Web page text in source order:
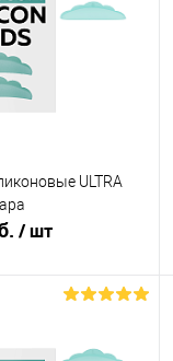
ULTRA
/ шт